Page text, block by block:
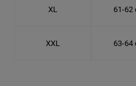
XL 61-62
XXL 63-64